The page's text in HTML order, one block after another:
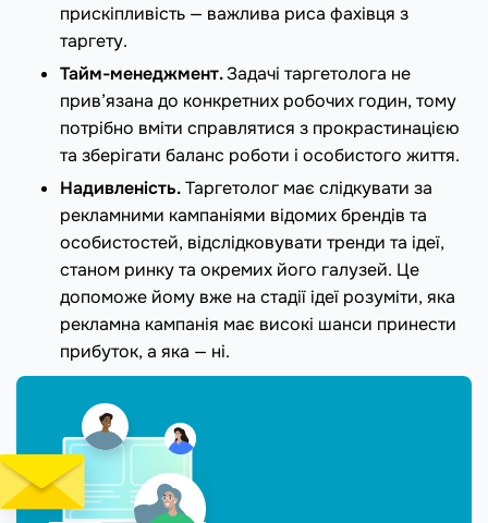
прискіпливість — важлива риса фахівця з
таргету.
Тайм-менеджмент.Задачі таргетолога не
прив’язана до конкретних робочих годин, тому
потрібно вміти справлятися з прокрастинацією
та зберігати баланс роботи і особистого життя.
Надивленість.Таргетолог має слідкувати за
рекламними кампаніями відомих брендів та
особистостей, відслідковувати тренди та ідеї,
станом ринку та окремих його галузей. Це
допоможе йому вже на стадії ідеї розуміти, яка
рекламна кампанія має високі шанси принести
прибуток, а яка — ні.